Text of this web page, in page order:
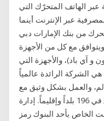
الهاتف المتحرّك التي
عبر الإنترنت أينما
من بنك الإمارات دبي
مع كل من الأجهزة
آي باد)، والأجهزة التي
الشركة الرائدة عالمياً
والعمل بشكل وثيق مع
شركاء تم اختيارهم بعناية عبر 284,000 موقع في 196 بلداً وإقليماً. إدارة
الخاص بأحد البنوك رمز